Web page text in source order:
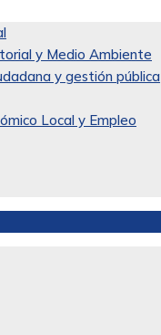
y Medio Ambiente
y gestión pública
Local y Empleo